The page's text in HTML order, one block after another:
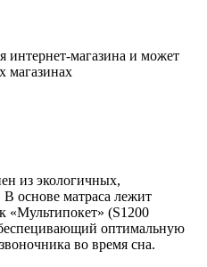
интернет-магазина и может
магазинах
из экологичных,
основе матраса лежит
(S1200
оптимальную
во время сна.